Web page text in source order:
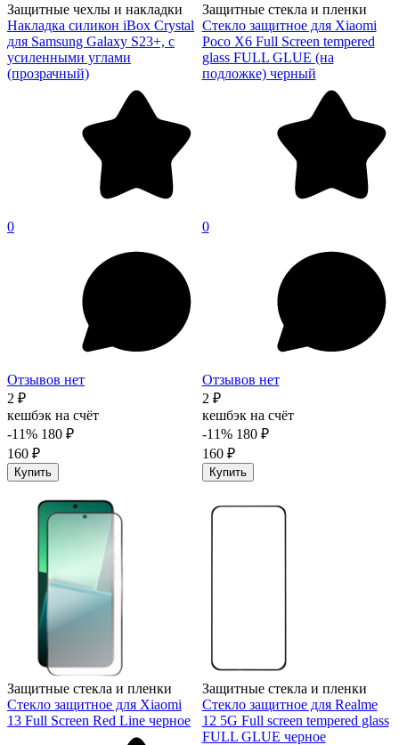
Защитные чехлы и накладки
Накладка силикон iBox Crystal
для Samsung Galaxy S23+, с
усиленными углами
(прозрачный)
0
Отзывов нет
2 ₽
кешбэк на счёт
-11% 180 ₽
160 ₽
Купить
Защитные стекла и пленки
Стекло защитное для Xiaomi
Poco X6 Full Screen tempered
glass FULL GLUE (на
подложке) черный
0
Отзывов нет
2 ₽
кешбэк на счёт
-11% 180 ₽
160 ₽
Купить
Защитные стекла и пленки
Стекло защитное для Xiaomi
13 Full Screen Red Line черное
Защитные стекла и пленки
Стекло защитное для Realme
12 5G Full screen tempered glass
FULL GLUE черное